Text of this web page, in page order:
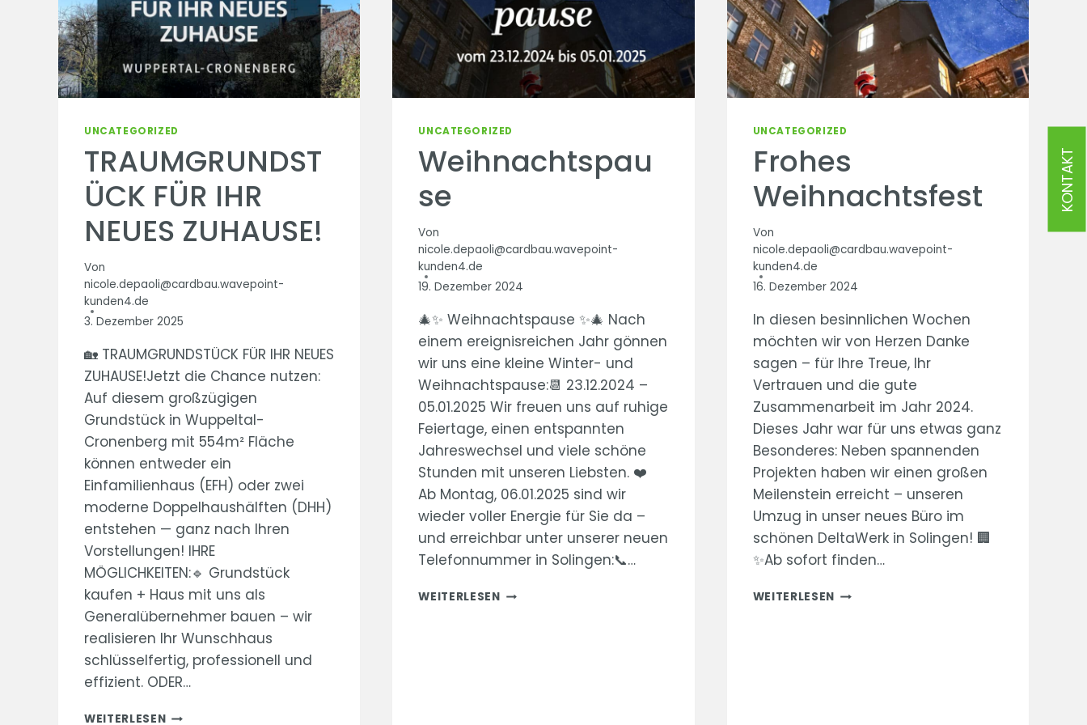
KONTAKT
UNCATEGORIZED
TRAUMGRUNDST
ÜCK FÜR IHR
NEUES ZUHAUSE!
Von
nicole.depaoli@cardbau.wavepoint-
kunden4.de
3. Dezember 2025
🏡 TRAUMGRUNDSTÜCK FÜR IHR NEUES
ZUHAUSE!Jetzt die Chance nutzen:
Auf diesem großzügigen
Grundstück in Wuppeltal-
Cronenberg mit 554m² Fläche
können entweder ein
Einfamilienhaus (EFH) oder zwei
moderne Doppelhaushälften (DHH)
entstehen — ganz nach Ihren
Vorstellungen! IHRE
MÖGLICHKEITEN:🔹 Grundstück
kaufen + Haus mit uns als
Generalübernehmer bauen – wir
realisieren Ihr Wunschhaus
schlüsselfertig, professionell und
effizient. ODER…
WEITERLESENTRAUMGRUNDSTÜCK
UNCATEGORIZED
Weihnachtspau
se
Von
nicole.depaoli@cardbau.wavepoint-
kunden4.de
19. Dezember 2024
🎄✨ Weihnachtspause ✨🎄 Nach
einem ereignisreichen Jahr gönnen
wir uns eine kleine Winter- und
Weihnachtspause:📆 23.12.2024 –
05.01.2025 Wir freuen uns auf ruhige
Feiertage, einen entspannten
Jahreswechsel und viele schöne
Stunden mit unseren Liebsten. ❤️
Ab Montag, 06.01.2025 sind wir
wieder voller Energie für Sie da –
und erreichbar unter unserer neuen
Telefonnummer in Solingen:📞…
WEITERLESENWEIHNACHTSPAUSE
UNCATEGORIZED
Frohes
Weihnachtsfest
Von
nicole.depaoli@cardbau.wavepoint-
kunden4.de
16. Dezember 2024
In diesen besinnlichen Wochen
möchten wir von Herzen Danke
sagen – für Ihre Treue, Ihr
Vertrauen und die gute
Zusammenarbeit im Jahr 2024.
Dieses Jahr war für uns etwas ganz
Besonderes: Neben spannenden
Projekten haben wir einen großen
Meilenstein erreicht – unseren
Umzug in unser neues Büro im
schönen DeltaWerk in Solingen! 🏢
✨Ab sofort finden…
WEITERLESEN FROHES